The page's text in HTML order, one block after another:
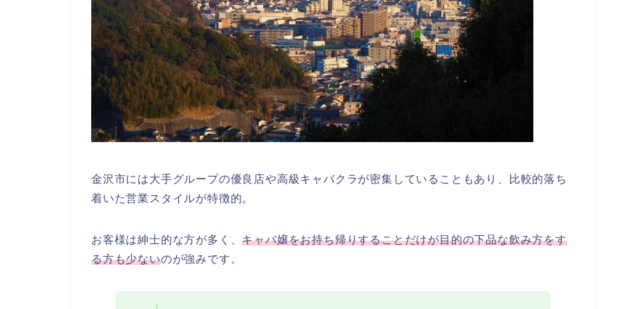
金沢市には大手グループの優良店や高級キャバクラが密集していることもあり、比較的落ち
着いた営業スタイルが特徴的。
お客様は紳士的な方が多く、キャバ嬢をお持ち帰りすることだけが目的の下品な飲み方をす
る方も少ないのが強みです。